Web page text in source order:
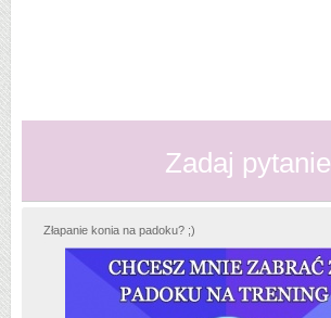
Zadaj pytanie
Złapanie konia na padoku? ;)